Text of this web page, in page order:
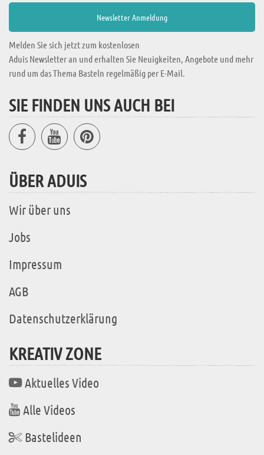
Melden Sie sich jetzt zum kostenlosen
Aduis Newsletter an und erhalten Sie Neuigkeiten, Angebote und mehr
rund um das Thema Basteln regelmäßig per E-Mail.
SIE FINDEN UNS AUCH BEI
ÜBER ADUIS
Wir über uns
Jobs
Impressum
AGB
Datenschutzerklärung
KREATIV ZONE
Aktuelles Video
Alle Videos
Bastelideen